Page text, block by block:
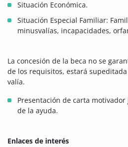
Situación Económica.
Situación Especial Familiar:
minusvalías, incapacidades,
La concesión de la beca no se
de los requisitos, estará
valía.
Presentación de carta
de la ayuda.
Enlaces de interés